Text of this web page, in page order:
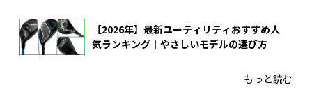
【2026年】最新ユーティリティおすすめ人
気ランキング｜やさしいモデルの選び方
もっと読む